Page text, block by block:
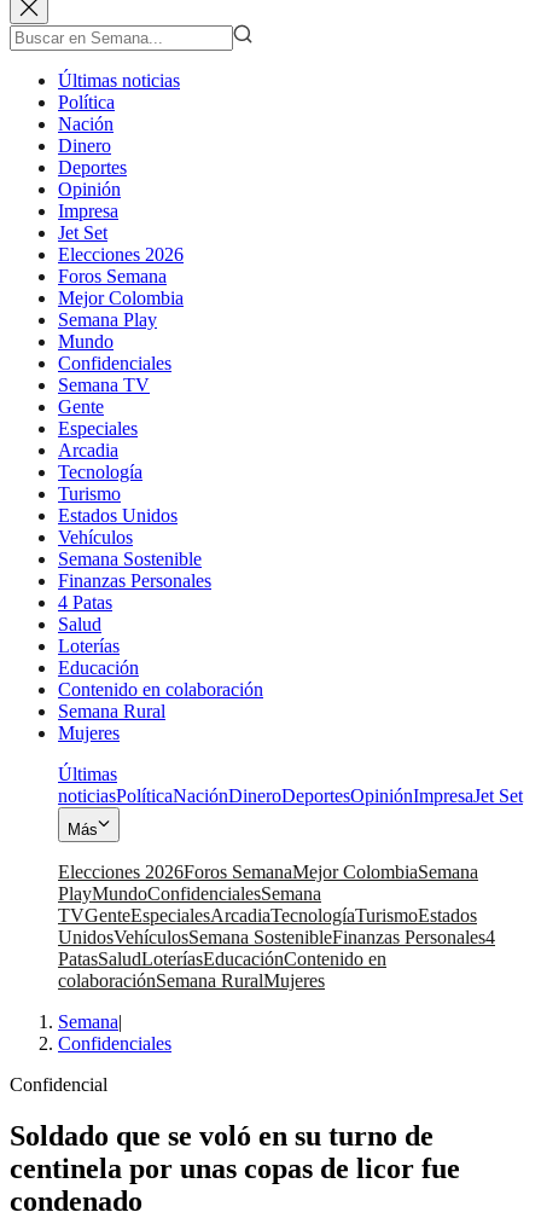
Últimas noticias
Política
Nación
Dinero
Deportes
Opinión
Impresa
Jet Set
Elecciones 2026
Foros Semana
Mejor Colombia
Semana Play
Mundo
Confidenciales
Semana TV
Gente
Especiales
Arcadia
Tecnología
Turismo
Estados Unidos
Vehículos
Semana Sostenible
Finanzas Personales
4 Patas
Salud
Loterías
Educación
Contenido en colaboración
Semana Rural
Mujeres
Últimas
noticiasPolíticaNaciónDineroDeportesOpiniónImpresaJet Set
Más
Elecciones 2026Foros SemanaMejor ColombiaSemana
PlayMundoConfidencialesSemana
TVGenteEspecialesArcadiaTecnologíaTurismoEstados
UnidosVehículosSemana SostenibleFinanzas Personales4
PatasSaludLoteríasEducaciónContenido en
colaboraciónSemana RuralMujeres
Semana|
Confidenciales
Confidencial
Soldado que se voló en su turno de
centinela por unas copas de licor fue
condenado